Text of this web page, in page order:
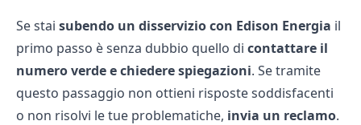
Se stai subendo un disservizio con Edison Energia il
primo passo è senza dubbio quello di contattare il
numero verde e chiedere spiegazioni. Se tramite
questo passaggio non ottieni risposte soddisfacenti
o non risolvi le tue problematiche, invia un reclamo.